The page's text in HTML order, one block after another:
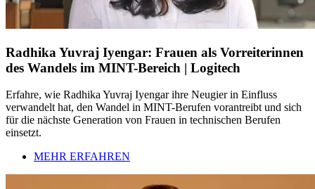
Radhika Yuvraj Iyengar: Frauen als Vorreiterinnen
des Wandels im MINT-Bereich | Logitech
Erfahre, wie Radhika Yuvraj Iyengar ihre Neugier in Einfluss
verwandelt hat, den Wandel in MINT-Berufen vorantreibt und sich
für die nächste Generation von Frauen in technischen Berufen
einsetzt.
MEHR ERFAHREN